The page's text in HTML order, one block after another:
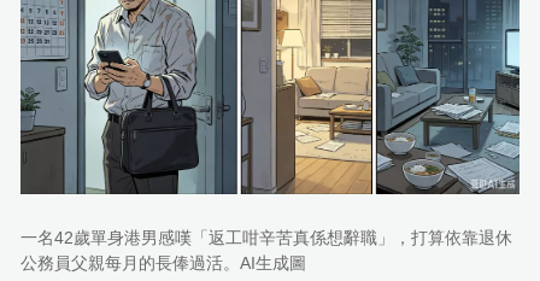
一名42歲單身港男感嘆「返工咁辛苦真係想辭職」，打算依靠退休
公務員父親每月的長俸過活。AI生成圖